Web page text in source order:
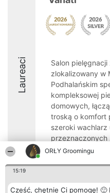
ORŁY Groomingu
15:19
Cześć, chętnie Ci pomogę! 🙂
Laureaci
Salon
zlokalizowany w
Podhalańskim
kompleksowej
domowych,
troską o komfort
szeroki wachlarz
przeznaczonych
9.4